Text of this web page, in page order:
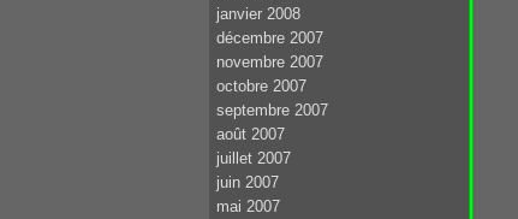
janvier 2008
décembre 2007
novembre 2007
octobre 2007
septembre 2007
août 2007
juillet 2007
juin 2007
mai 2007